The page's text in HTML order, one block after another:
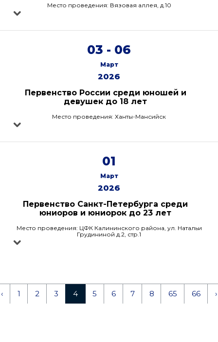
Место проведения: Вязовая аллея, д.10
03 - 06
Март
2026
Первенство России среди юношей и
девушек до 18 лет
Место проведения: Ханты-Мансийск
01
Март
2026
Первенство Санкт-Петербурга среди
юниоров и юниорок до 23 лет
Место проведения: ЦФК Калининского района, ул. Натальи
Грудининой д.2, стр.1
‹ 1 2 3 4 5 6 7 8 65 66 ›